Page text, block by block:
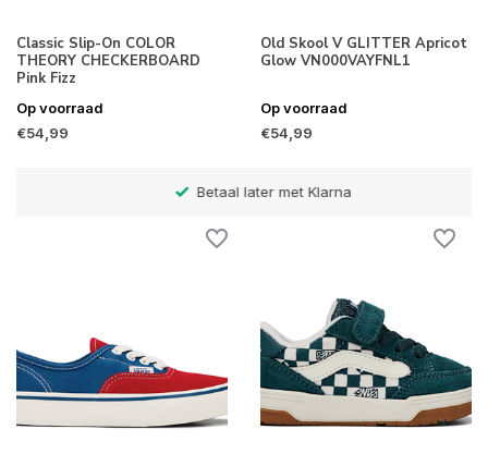
Classic Slip-On COLOR
THEORY CHECKERBOARD
Pink Fizz
Op voorraad
€54,99
Old Skool V GLITTER Apricot
Glow VN000VAYFNL1
Op voorraad
€54,99
Betaal later met Klarna